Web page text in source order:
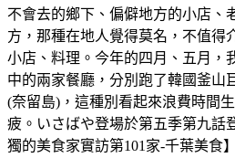
不會去的鄉下、偏僻地方的小店、
方，那種在地人覺得莫名，不值得
小店、料理。今年的四月、五月，
中的兩家餐廳，分別跑了韓國釜山
(奈留島)，這種別看起來浪費時間
疲。いさばや登場於第五季第九話
獨的美食家實訪第101家-千葉美食